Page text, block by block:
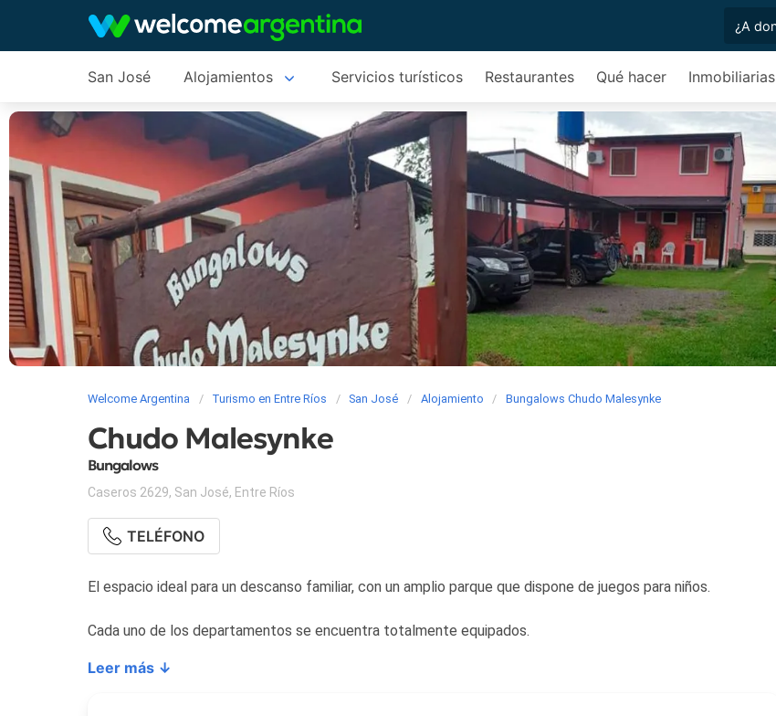
San José Alojamientos Servicios turísticos Restaurantes Qué hacer Inmobiliarias
Welcome Argentina Turismo en Entre Ríos San José Alojamiento Bungalows Chudo Malesynke
Chudo Malesynke
Bungalows
Caseros 2629, San José, Entre Ríos
TELÉFONO
El espacio ideal para un descanso familiar, con un amplio parque que dispone de juegos para niños.
Cada uno de los departamentos se encuentra totalmente equipados.
Leer más ↓